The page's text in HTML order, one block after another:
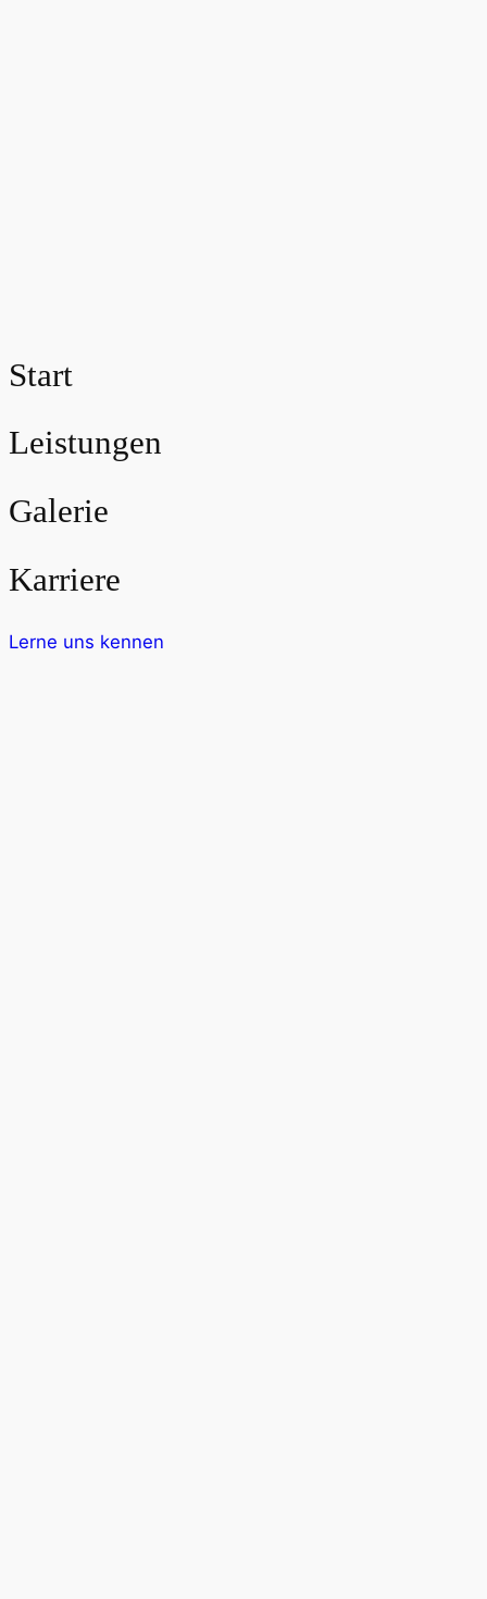
Start
Leistungen
Galerie
Karriere
Lerne uns kennen